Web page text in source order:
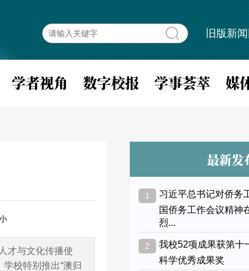
旧版新
学者视角 数字校报 学事荟萃 媒
才与文化传播使
校特别推出“澳归
最新发
1 习近平总书记对侨务
国侨务工作会议精神
烈...
2 我校52项成果获第十
科学优秀成果奖